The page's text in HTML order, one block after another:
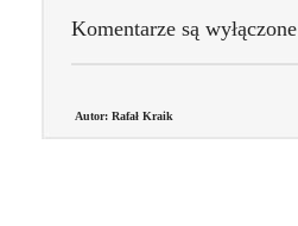
Komentarze są wyłączone
Autor: Rafał Kraik